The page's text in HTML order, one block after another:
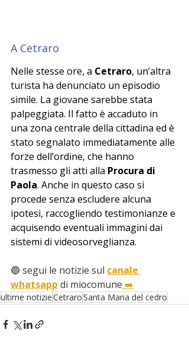
A Cetraro
Nelle stesse ore, a Cetraro, un’altra
turista ha denunciato un episodio
simile. La giovane sarebbe stata
palpeggiata. Il fatto è accaduto in
una zona centrale della cittadina ed è
stato segnalato immediatamente alle
forze dell’ordine, che hanno
trasmesso gli atti alla Procura di
Paola. Anche in questo caso si
procede senza escludere alcuna
ipotesi, raccogliendo testimonianze e
acquisendo eventuali immagini dai
sistemi di videosorveglianza.
🔵 segui le notizie sul canale
whatsapp di miocomune ➡️
ultime notizieCetraroSanta Maria del cedro